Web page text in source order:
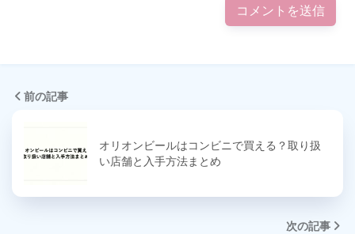
前の記事
オリオンビールはコンビニで買える？取り扱
い店舗と入手方法まとめ
次の記事